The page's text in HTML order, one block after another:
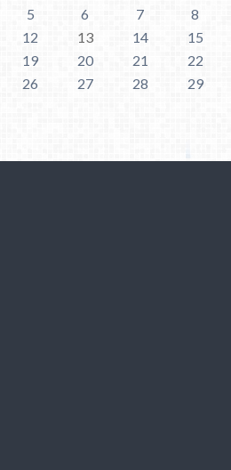
5 6 7
8
12 13 14
15
19 20 21
22
26 27 28
29